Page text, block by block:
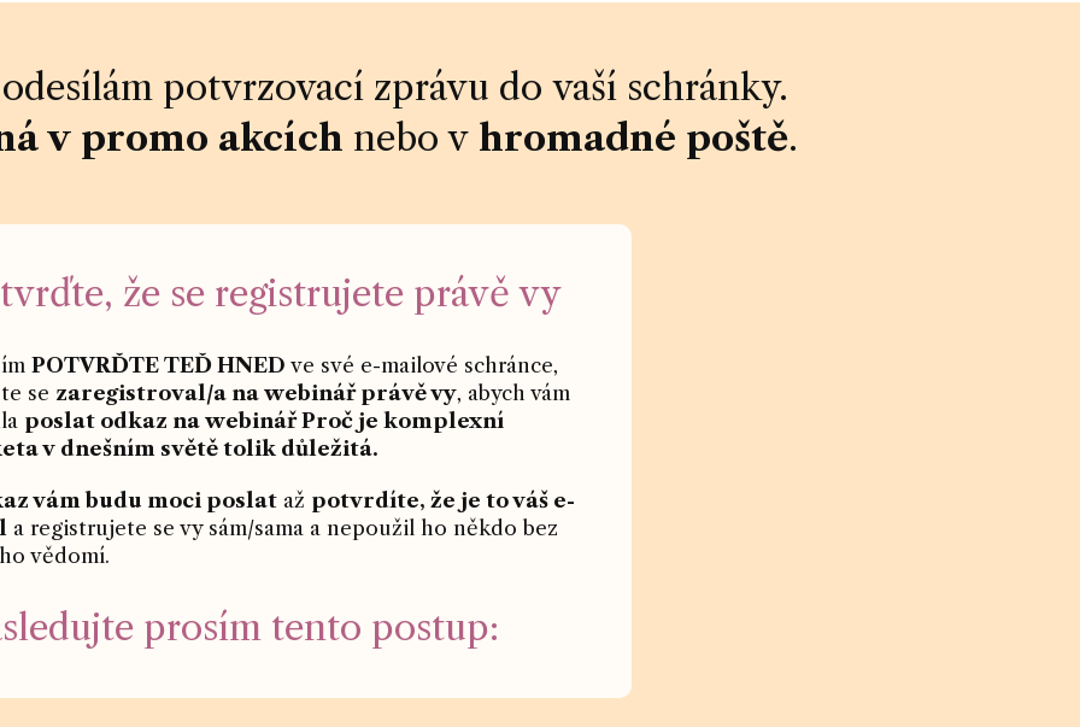
potvrzovací zprávu do vaší schránky.
v promo akcích nebo v hromadné poště.
že se registrujete právě vy
POTVRĎTE TEĎ HNED ve své e-mailové schránce,
se zaregistroval/a na webinář právě vy, abych vám
poslat odkaz na webinář Proč je komplexní
v dnešním světě tolik důležitá.
vám budu moci poslat až potvrdíte, že je to váš e-
a registrujete se vy sám/sama a nepoužil ho někdo bez
vědomí.
prosím tento postup: